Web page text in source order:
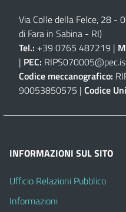
Via Colle della Felce, 28 -
di Fara in Sabina - RI)
Tel.: +39 0765 487219 |
| PEC:
Codice meccanografico:
90053850575 | Codice
INFORMAZIONI SUL SITO
Ufficio Relazioni Pubblico
Informazioni